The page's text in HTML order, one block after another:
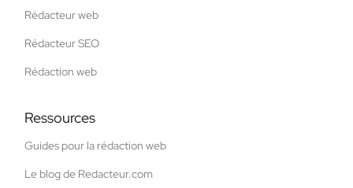
Rédacteur web
Rédacteur SEO
Rédaction web
Ressources
Guides pour la rédaction web
Le blog de Redacteur.com